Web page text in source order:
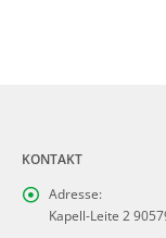
KONTAKT
Adresse:
Kapell-Leite 2